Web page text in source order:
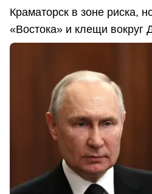
Краматорск в зоне риска,
«Востока» и клещи вокруг